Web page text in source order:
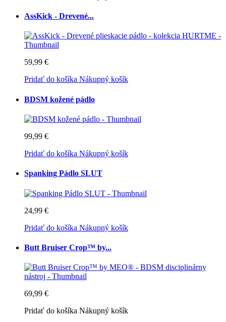
AssKick - Drevené...
59,99 €
Pridať do košíka Nákupný košík
BDSM kožené pádlo
99,99 €
Pridať do košíka Nákupný košík
Spanking Pádlo SLUT
24,99 €
Pridať do košíka Nákupný košík
Butt Bruiser Crop™ by...
69,99 €
Pridať do košíka Nákupný košík